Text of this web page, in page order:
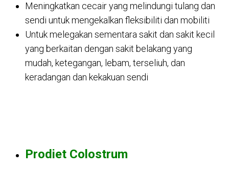
Meningkatkan cecair yang melindungi tulang dan
sendi untuk mengekalkan fleksibiliti dan mobiliti
Untuk melegakan sementara sakit dan sakit kecil
yang berkaitan dengan sakit belakang yang
mudah, ketegangan, lebam, terseliuh, dan
keradangan dan kekakuan sendi
Prodiet Colostrum